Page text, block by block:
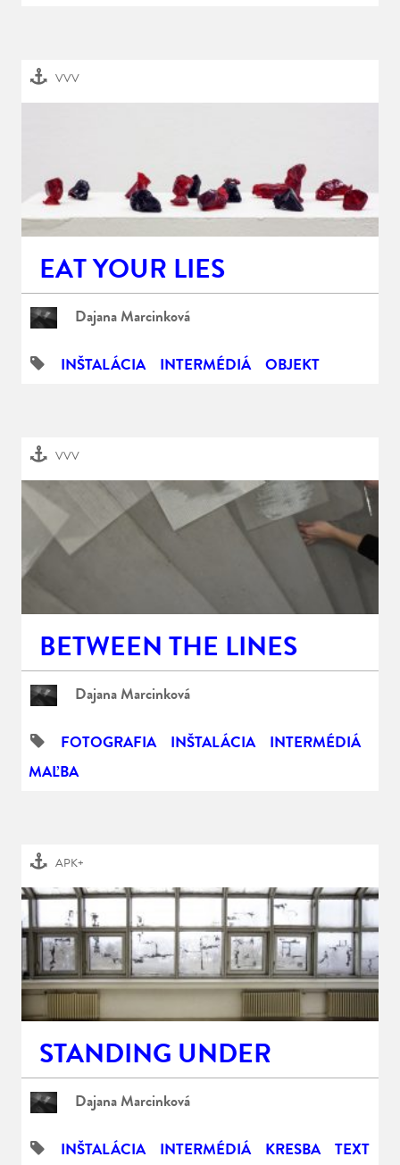
VVV
EAT YOUR LIES
Dajana Marcinková
INŠTALÁCIA INTERMÉDIÁ OBJEKT
VVV
BETWEEN THE LINES
Dajana Marcinková
FOTOGRAFIA INŠTALÁCIA
INTERMÉDIÁ
MAĽBA
APK+
STANDING UNDER
Dajana Marcinková
INŠTALÁCIA INTERMÉDIÁ KRESBA TEXT